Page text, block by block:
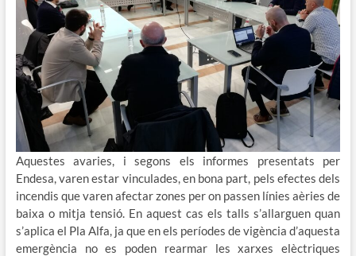
Aquestes avaries, i segons els informes presentats per
Endesa, varen estar vinculades, en bona part, pels efectes dels
incendis que varen afectar zones per on passen línies aèries de
baixa o mitja tensió. En aquest cas els talls s’allarguen quan
s’aplica el Pla Alfa, ja que en els períodes de vigència d’aquesta
emergència no es poden rearmar les xarxes elèctriques